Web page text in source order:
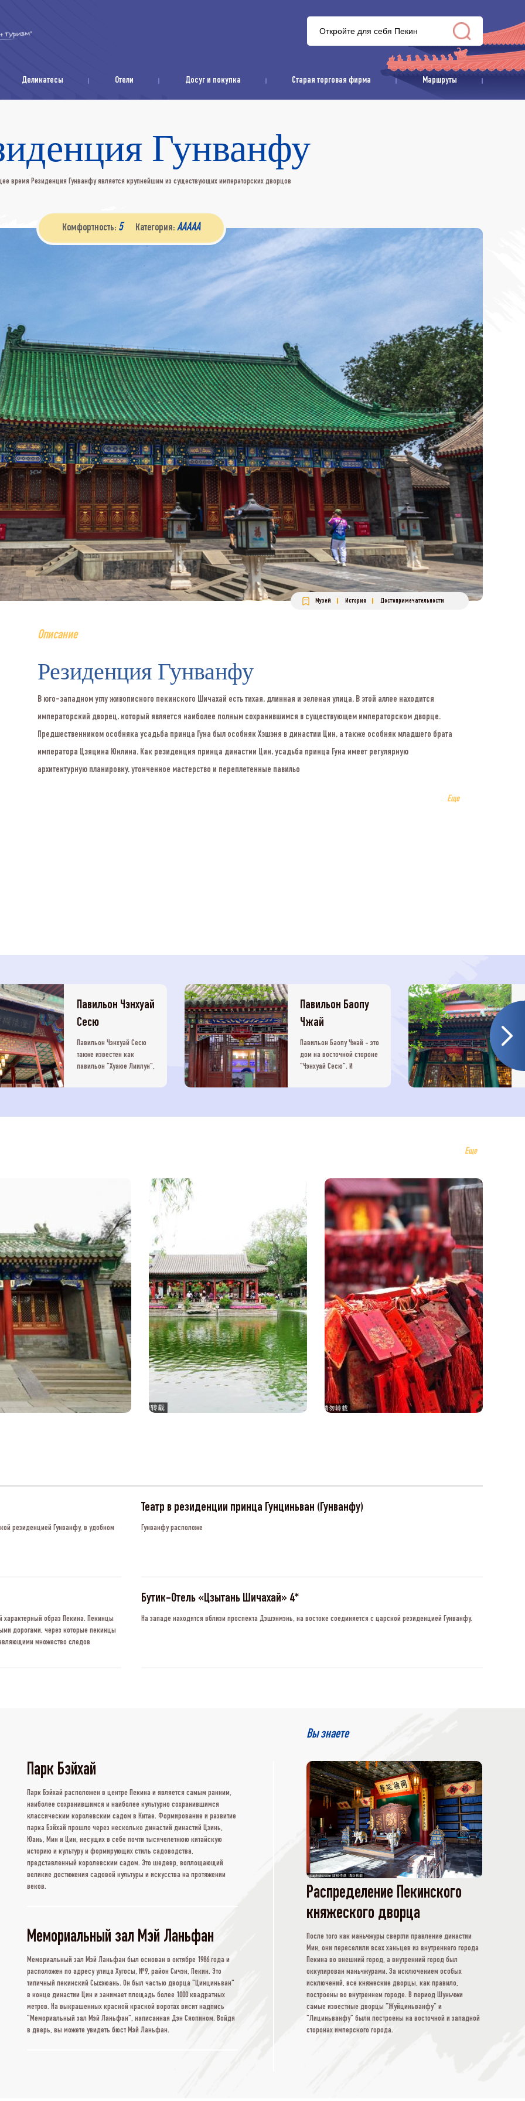
Деликатесы Отели Досуг и покупка Старая торговая фирма Маршруты
Гунванфу
время Резиденция Гунванфу является крупнейшим из существующих императорских дворцов
Комфортность: 5 Категория: AAAAA
Музей История Достопримечательности
Описание
Резиденция Гунванфу
В юго-западном углу живописного пекинского Шичахай есть тихая, длинная и зеленая улица. В этой аллее находится
императорский дворец, который является наиболее полным сохранившимся в существующем императорском дворце.
Предшественником особняка усадьба принца Гуна был особняк Хэшэня в династии Цин, а также особняк младшего брата
императора Цзяцина Юнлина. Как резиденция принца династии Цин, усадьба принца Гуна имеет регулярную
архитектурную планировку, утонченное мастерство и переплетенные павильо
Еще
Павильон Чэнхуай
Сесю
Павильон Чэнхуай Сесю
также известен как
павильон "Хуаюе Лиилун",
Павильон Баопу
Чжай
Павильон Баопу Чжай - это
дом на восточной стороне
"Чэнхуай Сесю". И
Еще
резиденцией Гунванфу, в удобном
Театр в резиденции принца Гунциньван (Гунванфу)
Гунванфу расположе
характерный образ Пекина. Пекинцы
дорогами, через которые пекинцы
множество следов
Бутик-Отель «Цзытань Шичахай» 4*
На западе находятся вблизи проспекта Дэшэнмэнь, на востоке соединяется с царской резиденцией Гунванфу.
Парк Бэйхай
Парк Бэйхай расположен в центре Пекина и является самым ранним,
наиболее сохранившимся и наиболее культурно сохранившимся
классическим королевским садом в Китае. Формирование и развитие
парка Бэйхай прошло через несколько династий династий Цзинь,
Юань, Мин и Цин, несущих в себе почти тысячелетнюю китайскую
историю и культуру и формирующих стиль садоводства,
представленный королевским садом. Это шедевр, воплощающий
великие достижения садовой культуры и искусства на протяжении
веков.
Мемориальный зал Мэй Ланьфан
Мемориальный зал Мэй Ланьфан был основан в октябре 1986 года и
расположен по адресу улица Хугосы, №9, район Сичэн, Пекин. Это
типичный пекинский Сыхэюань. Он был частью дворца "Цинциньван"
в конце династии Цин и занимает площадь более 1000 квадратных
метров. На выкрашенных красной краской воротах висит надпись
"Мемориальный зал Мэй Ланьфан", написанная Дэн Сяопином. Войдя
в дверь, вы можете увидеть бюст Мэй Ланьфан.
Вы знаете
Распределение Пекинского
княжеского дворца
После того как маньчжуры свергли правление династии
Мин, они переселили всех ханьцев из внутреннего города
Пекина во внешний город, а внутренний город был
оккупирован маньчжурами. За исключением особых
исключений, все княжеские дворцы, как правило,
построены во внутреннем городе. В период Шуньчжи
самые известные дворцы "Жуйциньванфу" и
"Лициньванфу" были построены на восточной и западной
сторонах имперского города.